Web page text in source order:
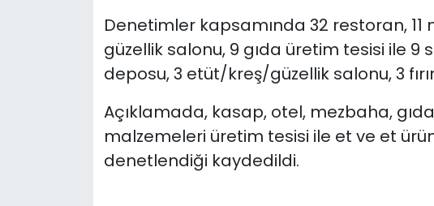
Denetimler kapsamında 32 restoran, 11
güzellik salonu, 9 gıda üretim tesisi ile 9
deposu, 3 etüt/kreş/güzellik salonu, 3
Açıklamada, kasap, otel, mezbaha,
malzemeleri üretim tesisi ile et ve et
denetlendiği kaydedildi.